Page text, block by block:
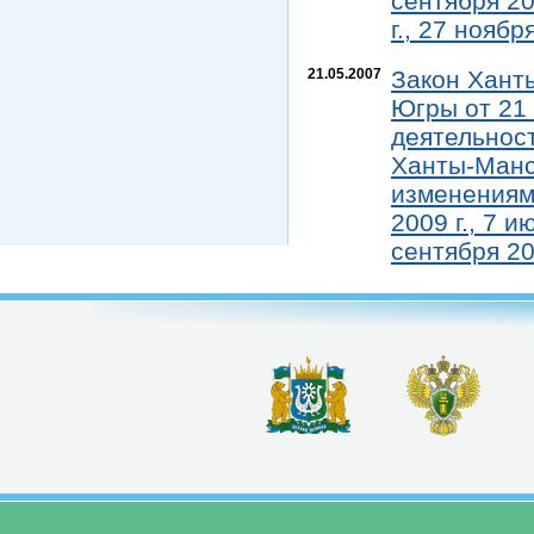
г., 27
21.05.2007
Закон
Югры от 21
Ханты-
2009 г., 7
сентября